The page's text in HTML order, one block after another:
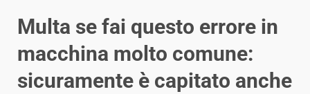
Multa se fai questo errore in
macchina molto comune:
sicuramente è capitato anche